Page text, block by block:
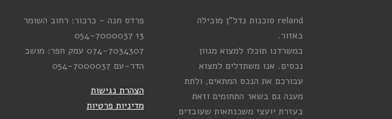
reland סוכנות נדל”ן מובילה
באזור.
במשרדנו תוכלו למצוא מגוון
נכסים. אנו משתדלים למצוא
עבורכם את הנכס המתאים, ולתת
מענה גם בשאר התחומים וזאת
בעזרת יועצי משכנתאות שעובדים
פרדס חנה - כרכור: רחוב השומר
13
054-7000037
074-7034307 עמק חפר: מושב
הדר-עם 054-7000037
הצהרת נגישות
מדיניות פרטיות